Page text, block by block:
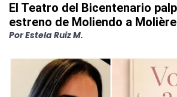
El Teatro del Bicentenario
estreno de Moliendo a
PorEstela Ruiz M.